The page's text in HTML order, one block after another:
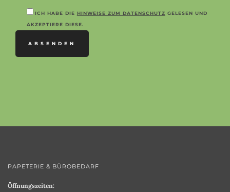
LEAVE
THIS
EMPTY.
ICH HABE DIE HINWEISE ZUM DATENSCHUTZ GELESEN UND
AKZEPTIERE DIESE.
PAPETERIE & BÜROBEDARF
Öffnungszeiten: